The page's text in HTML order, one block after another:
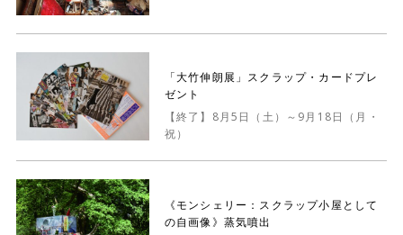
「大竹伸朗展」スクラップ・カードプレ
ゼント
【終了】8月5日（土）～9月18日（月・
祝）
《モンシェリー：スクラップ小屋として
の自画像》蒸気噴出